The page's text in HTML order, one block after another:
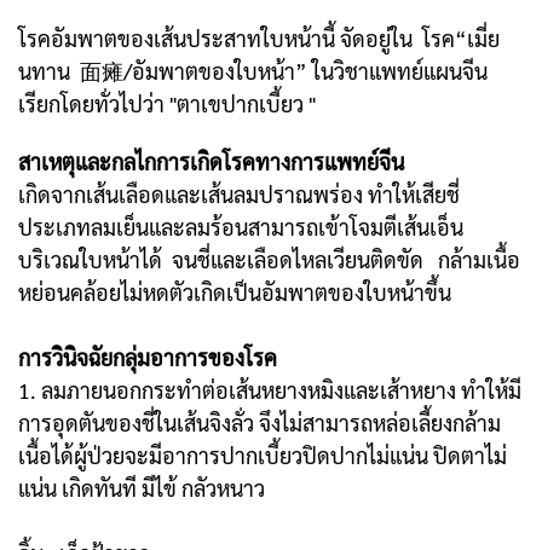
โรคอัมพาตของเส้นประสาทใบหน้านี้ จัดอยู่ใน โรค“เมี่ย
นทาน 面瘫/อัมพาตของใบหน้า” ในวิชาแพทย์แผนจีน
เรียกโดยทั่วไปว่า "ตาเขปากเบี้ยว "
สาเหตุและกลไกการเกิดโรคทางการแพทย์จีน
เกิดจากเส้นเลือดและเส้นลมปราณพร่อง ทำให้เสียชี่
ประเภทลมเย็นและลมร้อนสามารถเข้าโจมตีเส้นเอ็น
บริเวณใบหน้าได้ จนชี่และเลือดไหลเวียนติดขัด กล้ามเนื้อ
หย่อนคล้อยไม่หดตัวเกิดเป็นอัมพาตของใบหน้าขึ้น
การวินิจฉัยกลุ่มอาการของโรค
1. ลมภายนอกกระทำต่อเส้นหยางหมิงและเส้าหยาง ทำให้มี
การอุดตันของชี่ในเส้นจิงลั่ว จึงไม่สามารถหล่อเลี้ยงกล้าม
เนื้อได้ผู้ป่วยจะมีอาการปากเบี้ยวปิดปากไม่แน่น ปิดตาไม่
แน่น เกิดทันที มีไข้ กลัวหนาว